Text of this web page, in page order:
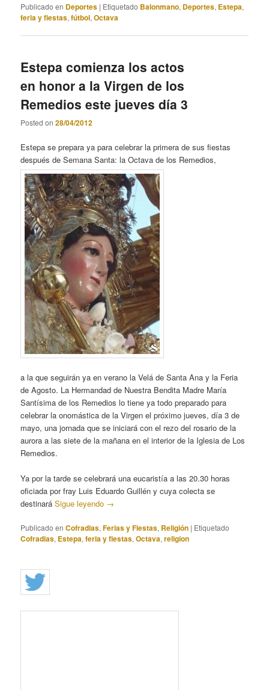
Publicado en Deportes | Etiquetado Balonmano, Deportes, Estepa,
feria y fiestas,fútbol,Octava
Estepa comienza los actos
en honor a la Virgen de los
Remedios este jueves día 3
Posted on28/04/2012
Estepa se prepara ya para celebrar la primera de sus fiestas
después de Semana Santa: la Octava de los Remedios,
a la que seguirán ya en verano la Velá de Santa Ana y la Feria
de Agosto. La Hermandad de Nuestra Bendita Madre María
Santísima de los Remedios lo tiene ya todo preparado para
celebrar la onomástica de la Virgen el próximo jueves, día 3 de
mayo, una jornada que se iniciará con el rezo del rosario de la
aurora a las siete de la mañana en el interior de la Iglesia de Los
Remedios.
Ya por la tarde se celebrará una eucaristía a las 20.30 horas
oficiada por fray Luis Eduardo Guillén y cuya colecta se
destinaráSigue leyendo →
Publicado en Cofradias,Ferias y Fiestas, Religión | Etiquetado
Cofradias, Estepa,feria y fiestas,Octava,religion